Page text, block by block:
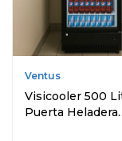
Ventus
Visicooler 500
Puerta Heladera